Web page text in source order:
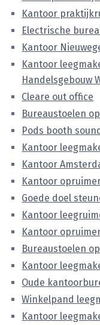
Kantoor
Electrische
Kantoor
Kantoor
Handelsgebouw
Cleare out office
Bureaustoelen
Pods booth
Kantoor
Kantoor
Kantoor
Goede doel
Kantoor
Kantoor
Bureaustoelen
Kantoor
Oude
Winkelpand
Kantoor